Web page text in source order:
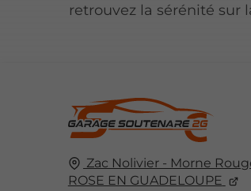
retrouvez la sérénité sur
Zac Nolivier - Morne
ROSE EN GUADELOUPE